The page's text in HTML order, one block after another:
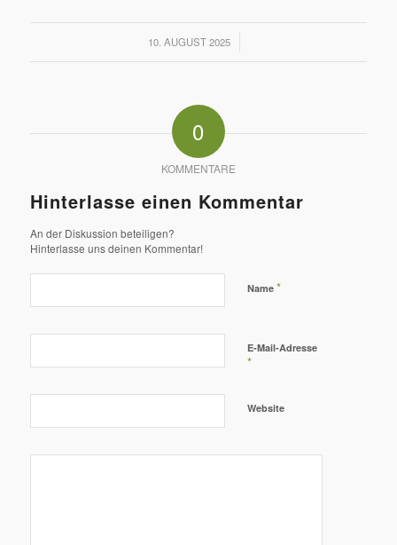
10. AUGUST 2025
/
0
KOMMENTARE
Hinterlasse einen Kommentar
An der Diskussion beteiligen?
Hinterlasse uns deinen Kommentar!
Name *
E-Mail-Adresse
*
Website